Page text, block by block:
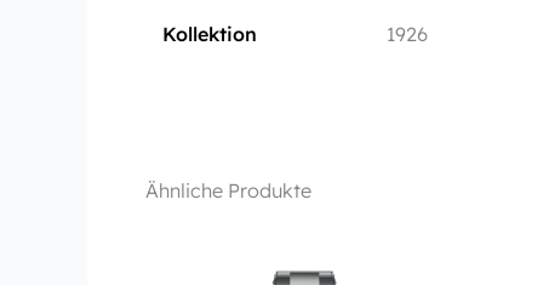
Kollektion 1926
Ähnliche Produkte